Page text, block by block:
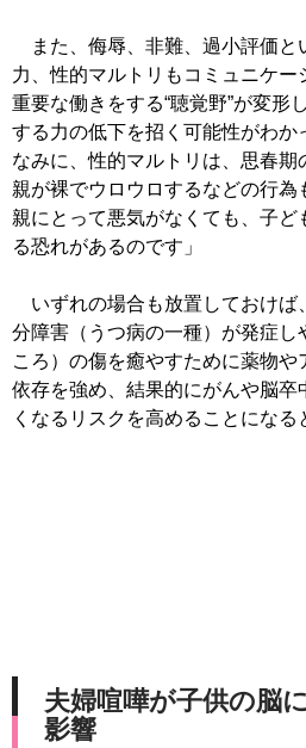
また、侮辱、非難、過小評価と
力、性的マルトリもコミュニケー
重要な働きをする“聴覚野”が変形
する力の低下を招く可能性がわか
なみに、性的マルトリは、思春期
親が裸でウロウロするなどの行為
親にとって悪気がなくても、子ど
る恐れがあるのです」
いずれの場合も放置しておけば
分障害（うつ病の一種）が発症し
ころ）の傷を癒やすために薬物や
依存を強め、結果的にがんや脳卒
くなるリスクを高めることになる
夫婦喧嘩が子供の脳
影響